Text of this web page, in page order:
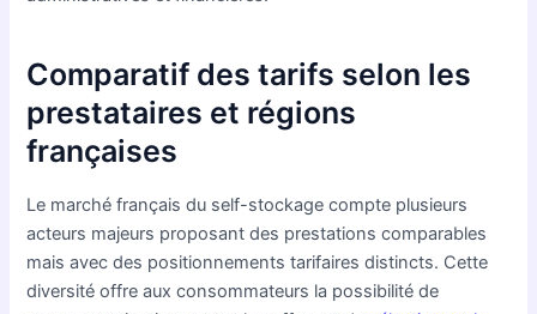
Comparatif des tarifs selon les
prestataires et régions
françaises
Le marché français du self-stockage compte plusieurs
acteurs majeurs proposant des prestations comparables
mais avec des positionnements tarifaires distincts. Cette
diversité offre aux consommateurs la possibilité de